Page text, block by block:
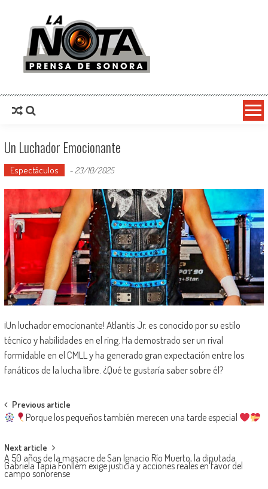
La Nota Prensa De Sonora
Un Luchador Emocionante
Espectáculos - 23/10/2025
¡Un luchador emocionante! Atlantis Jr. es conocido por su estilo
técnico y habilidades en el ring. Ha demostrado ser un rival
formidable en el CMLL y ha generado gran expectación entre los
fanáticos de la lucha libre. ¿Qué te gustaría saber sobre él?
Post
navigation
Previous article
Porque los pequeños también merecen una tarde especial
Next article
A 50 años de la masacre de San Ignacio Río Muerto, la diputada
Gabriela Tapia Fonllém exige justicia y acciones reales en favor del
campo sonorense